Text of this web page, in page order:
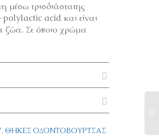
μέσω τρισδιάστατης
acid και είναι
ζώα. Σε όποιο χρώμα
, ΘΉΚΕΣ ΟΔΟΝΤΌΒΟΥΡΤΣΑΣ